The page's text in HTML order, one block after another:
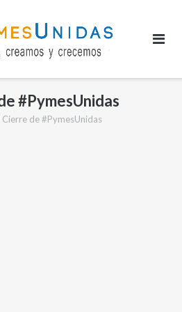
#PymesUnidas
Cierre de #PymesUnidas